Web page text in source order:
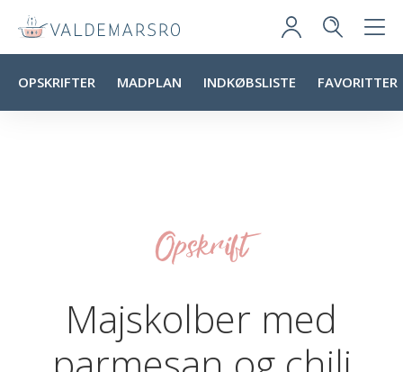
OPSKRIFTER MADPLAN INDKØBSLISTE FAVORITTER
Opskrift
Majskolber med